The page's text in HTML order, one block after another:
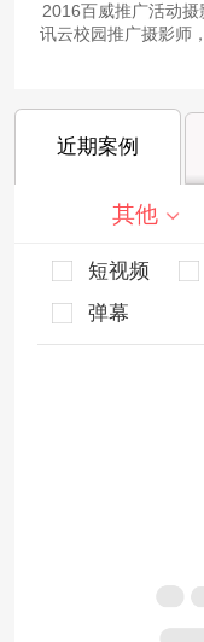
2016百威推广活动
讯云校园推广摄影师
近期案例
其他
短视频
弹幕